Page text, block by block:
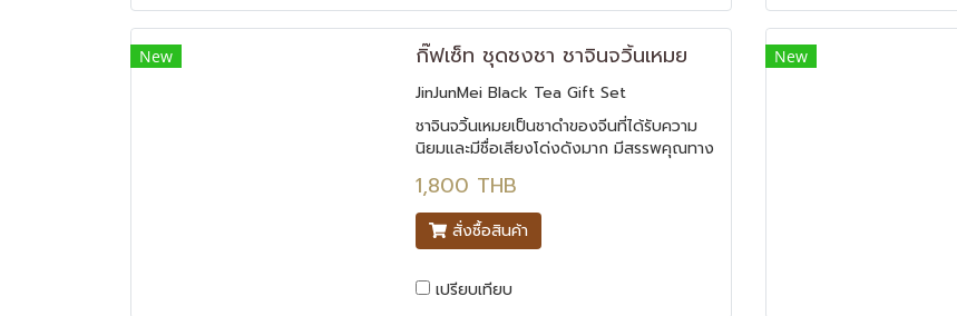
New กิ๊ฟเซ็ท ชุดชงชา ชาจินจวิ้นเหมย
JinJunMei Black Tea Gift Set
ชาจินจวิ้นเหมยเป็นชาดำของจีนที่ได้รับความ
นิยมและมีชื่อเสียงโด่งดังมาก มีสรรพคุณทาง
มีพิษหนาวหรือเย็นในร่างกาย ให้ความอบอุ่น
และลดอาการหนาวเย็นในร่างกาย มาพร้อม
ชุดชงชา
1,800 THB
สั่งซื้อสินค้า
เปรียบเทียบ
New